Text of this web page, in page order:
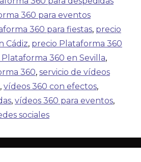
360 para eventos
360 para fiestas, precio
Cádiz, precio Plataforma 360
360 en Sevilla,
360, servicio de vídeos
, vídeos 360 con efectos,
, vídeos 360 para eventos,
sociales